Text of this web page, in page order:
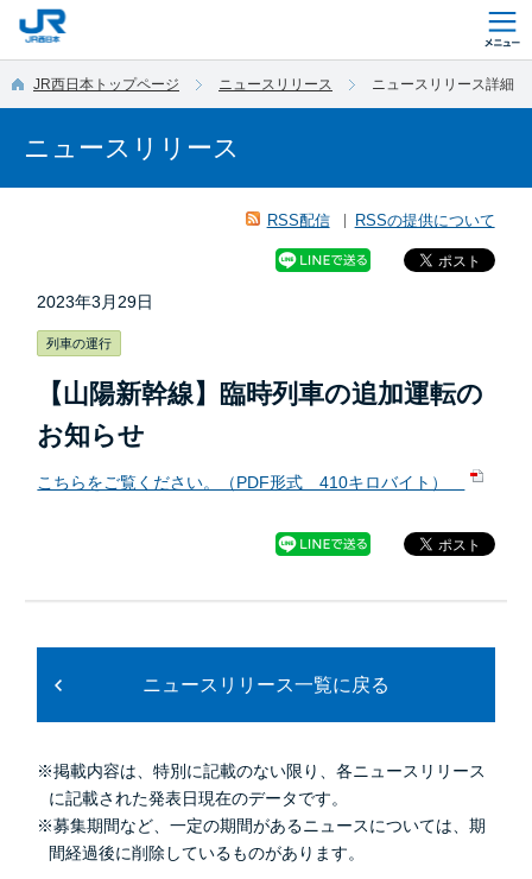
JR西日本トップページ ニュースリリース ニュースリリース詳細
ニュースリリース
RSS配信 RSSの提供について
2023年3月29日
列車の運行
【山陽新幹線】臨時列車の追加運転の
お知らせ
こちらをご覧ください。（PDF形式 410キロバイト）
ニュースリリース一覧に戻る
※掲載内容は、特別に記載のない限り、各ニュースリリース
に記載された発表日現在のデータです。
※募集期間など、一定の期間があるニュースについては、期
間経過後に削除しているものがあります。